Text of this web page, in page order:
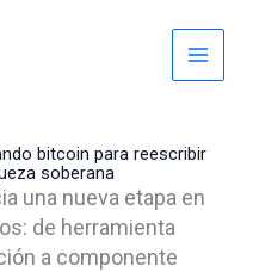
bitcoin para reescribir
soberana
una nueva etapa en
de herramienta
a componente